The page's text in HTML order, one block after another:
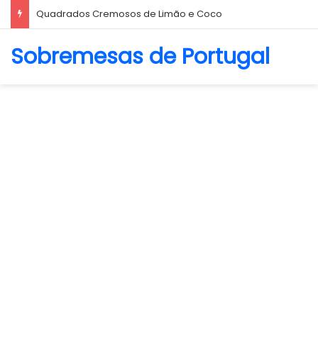
Biscoito Amanteigado
Sobremesas de Portugal